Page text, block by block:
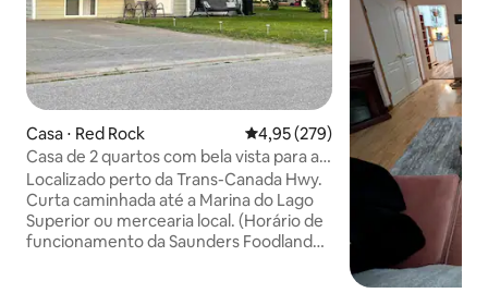
Casa ⋅ Red Rock 4,95 de uma avaliação média de
4,95 (279)
Casa de 2 quartos com bela vista para a
montanha
Localizado perto da Trans-Canada Hwy.
Curta caminhada até a Marina do Lago
Superior ou mercearia local. (Horário de
funcionamento da Saunders Foodland